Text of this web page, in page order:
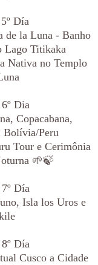
Día
de la Luna - Banho
Lago Titikaka
Nativa no Templo
Dia
Copacabana,
Bolívia/Peru
Tour e Cerimônia
🌱🍃
Día
Isla los Uros e
Día
Cusco a Cidade